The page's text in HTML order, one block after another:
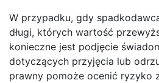
W przypadku, gdy
długi, których wartość
konieczne jest podjęcie
dotyczących przyjęcia lub
prawny pomoże ocenić ryzyko